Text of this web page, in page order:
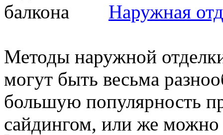
Наружная
Методы наружной
могут быть весьма
большую популярность
сайдингом, или же можно